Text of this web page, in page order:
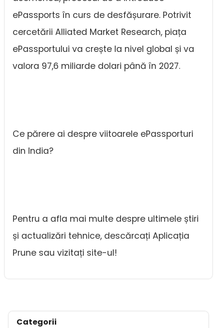
ePassports în curs de desfășurare. Potrivit
cercetării Alliated Market Research, piața
ePassportului va crește la nivel global și va
valora 97,6 miliarde dolari până în 2027.
Ce părere ai despre viitoarele ePassporturi
din India?
Pentru a afla mai multe despre ultimele știri
și actualizări tehnice, descărcați Aplicația
Prune sau vizitați site-ul!
Categorii